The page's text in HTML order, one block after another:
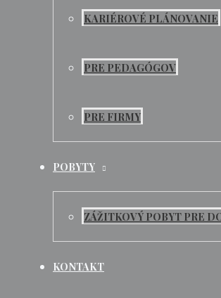
KARIÉROVÉ PLÁNOVANIE
PRE PEDAGÓGOV
PRE FIRMY
POBYTY
ZÁŽITKOVÝ POBYT PRE
KONTAKT